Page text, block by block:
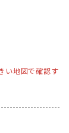
い地図で確認す